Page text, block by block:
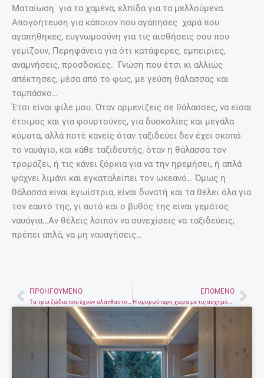
Ματαίωση για τα χαμένα, ελπίδα για τα μελλούμενα.
Απογοήτευση για κάποιον που αγάπησες χαρά που
αγαπήθηκες, ευγνωμοσύνη για τις αισθήσεις σου που
γεμίζουν, Περηφάνεια για ότι κατάφερες, εμπειρίες,
αναμνήσεις, προσδοκίες. Γνώση που έτσι κι αλλιώς
απέκτησες, μέσα από το φως, με γεύση θάλασσας και
ταμπάσκο…
Έτσι είναι φίλε μου. Όταν αρμενίζεις σε θάλασσες, να είσαι
έτοιμος και για φουρτούνες, για δυσκολίες και μεγάλα
κύματα, αλλά ποτέ κανείς όταν ταξιδεύει δεν έχει σκοπό
το ναυάγιο, και κάθε ταξιδευτής, όταν η θάλασσα τον
τρομάζει, ή τις κάνει ξόρκια για να την ηρεμήσει, ή απλά
ψάχνει λιμάνι και εγκαταλείπει τον ωκεανό… Όμως η
θάλασσα είναι εγωίστρια, είναι δυνατή και τα θέλει όλα για
τον εαυτό της, γι αυτό και ο βυθός της είναι γεμάτος
ναυάγια…Αν θέλεις λοιπόν να συνεχίσεις να ταξιδεύεις,
πρέπει απλά, να μη ναυαγήσεις…
Prev
ΠΡΟΗΓΟΎΜΕΝΟ ΕΠΌΜΕΝΟ
Η ομορφότερη χώρα με τις ασχημότερες πληγές! Του Γιώργου Παπακωνσταντή